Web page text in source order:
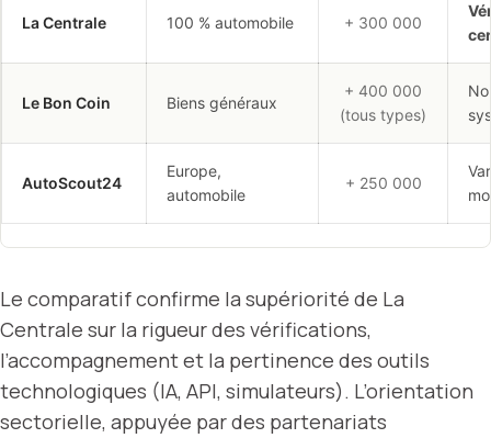
La Centrale 100 % automobile + 300 000
Le Bon Coin Biens généraux
+ 400 000
(tous types)
AutoScout24
Europe,
automobile
+ 250 000
Le comparatif confirme la supériorité de La
Centrale sur la rigueur des vérifications,
l’accompagnement et la pertinence des outils
technologiques (IA, API, simulateurs). L’orientation
sectorielle, appuyée par des partenariats